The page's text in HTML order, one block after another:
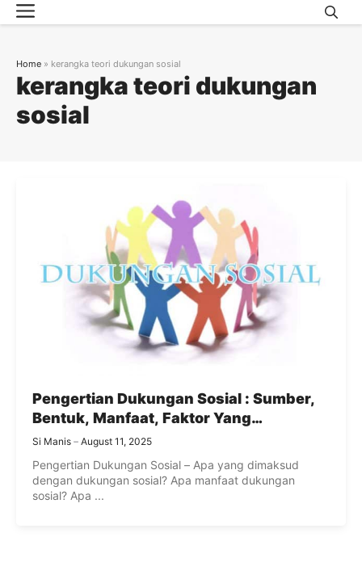
Skip
to
Menu
kerangka teori dukungan
sosial
Home » kerangka teori dukungan sosial
Pengertian Dukungan Sosial : Sumber,
Bentuk, Manfaat, Faktor Yang
Mempengaruhi dan Penghambat
Dukungan Sosial
Si Manis August 11, 2025
Pengertian Dukungan Sosial – Apa yang dimaksud
dengan dukungan sosial? Apa manfaat dukungan
sosial? Apa ...